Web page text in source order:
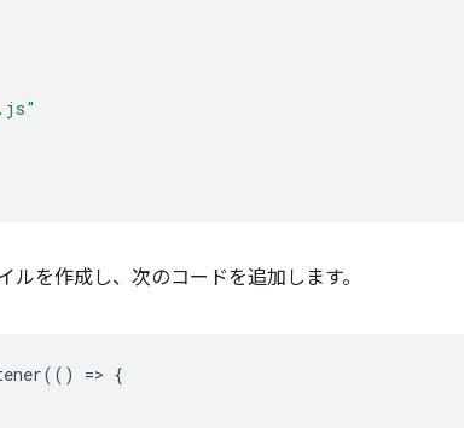
ルを作成し、次のコードを追加します。
(() => {